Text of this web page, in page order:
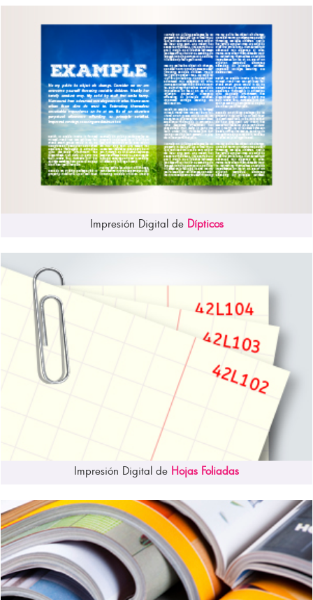
Impresión Digital de Dípticos
Impresión Digital de Hojas Foliadas